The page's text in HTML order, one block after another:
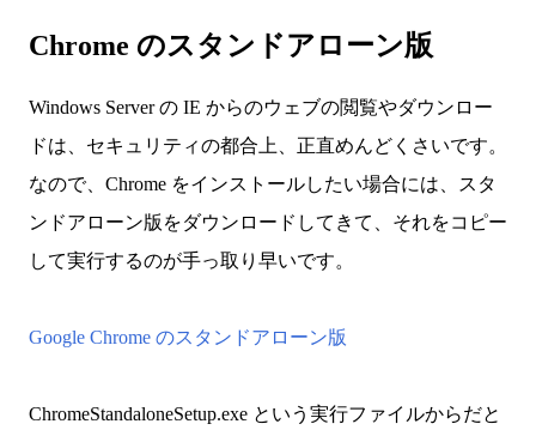
Chrome のスタンドアローン版
Windows Server の IE からのウェブの閲覧やダウンロー
ドは、セキュリティの都合上、正直めんどくさいです。
なので、Chrome をインストールしたい場合には、スタ
ンドアローン版をダウンロードしてきて、それをコピー
して実行するのが手っ取り早いです。
Google Chrome のスタンドアローン版
ChromeStandaloneSetup.exe という実行ファイルからだと